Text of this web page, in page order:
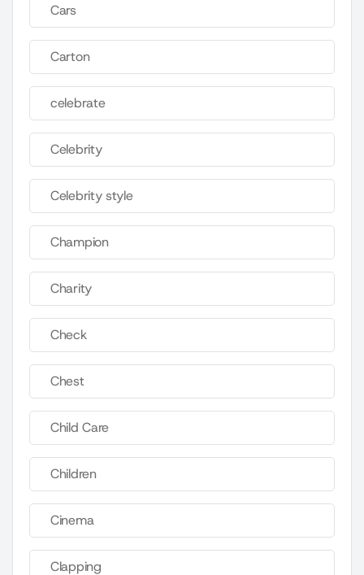
Cars
Carton
celebrate
Celebrity
Celebrity style
Champion
Charity
Check
Chest
Child Care
Children
Cinema
Clapping